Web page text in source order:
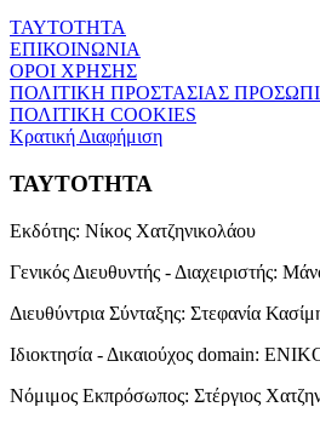
ΤΑΥΤΟΤΗΤΑ
ΕΠΙΚΟΙΝΩΝΙΑ
ΟΡΟΙ ΧΡΗΣΗΣ
ΠΟΛΙΤΙΚΗ ΠΡΟΣΤΑΣΙΑΣ
ΠΟΛΙΤΙΚΗ COOKIES
Κρατική Διαφήμιση
ΤΑΥΤΟΤΗΤΑ
Εκδότης: Νίκος Χατζηνικολάου
Γενικός Διευθυντής - Διαχειριστής:
Διευθύντρια Σύνταξης: Στεφανία
Ιδιοκτησία - Δικαιούχος domain:
Νόμιμος Εκπρόσωπος: Στέργιος